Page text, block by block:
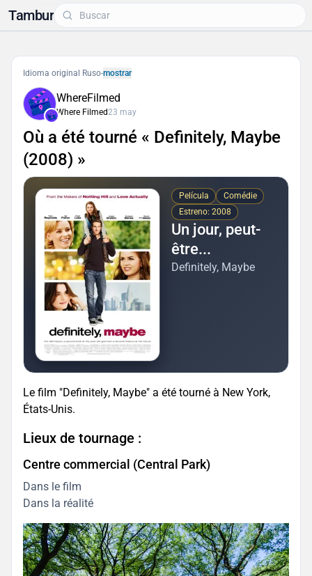
Tambur
Idioma original Ruso-mostrar
WhereFilmed
Where Filmed23 may
Où a été tourné « Definitely, Maybe
(2008) »
Película
Comédie
Estreno: 2008
Un jour, peut-
être...
Definitely, Maybe
Le film "Definitely, Maybe" a été tourné à New York,
États-Unis.
Lieux de tournage :
Centre commercial (Central Park)
Dans le film
Dans la réalité